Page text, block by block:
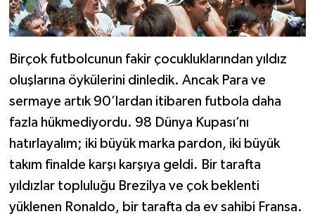
Birçok futbolcunun fakir çocukluklarından yıldız
oluşlarına öykülerini dinledik. Ancak Para ve
sermaye artık 90’lardan itibaren futbola daha
fazla hükmediyordu. 98 Dünya Kupası’nı
hatırlayalım; iki büyük marka pardon, iki büyük
takım finalde karşı karşıya geldi. Bir tarafta
yıldızlar topluluğu Brezilya ve çok beklenti
yüklenen Ronaldo, bir tarafta da ev sahibi Fransa.